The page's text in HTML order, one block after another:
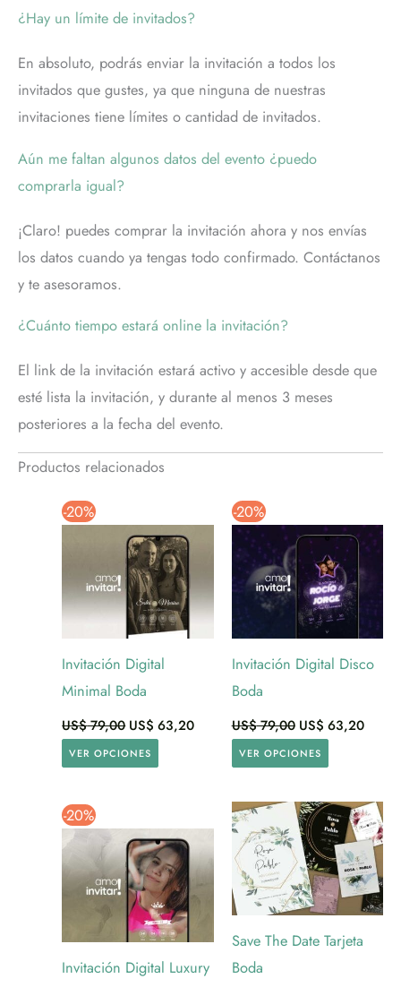
¿Hay un límite de invitados?
En absoluto, podrás enviar la invitación a todos los
invitados que gustes, ya que ninguna de nuestras
invitaciones tiene límites o cantidad de invitados.
Aún me faltan algunos datos del evento ¿puedo
comprarla igual?
¡Claro! puedes comprar la invitación ahora y nos envías
los datos cuando ya tengas todo confirmado. Contáctanos
y te asesoramos.
¿Cuánto tiempo estará online la invitación?
El link de la invitación estará activo y accesible desde que
esté lista la invitación, y durante al menos 3 meses
posteriores a la fecha del evento.
Productos relacionados
-20%
Invitación Digital
Minimal Boda
US$79,00 US$ 63,20
VER OPCIONES
-20%
Invitación Digital Disco
Boda
US$79,00 US$ 63,20
VER OPCIONES
-20%
Invitación Digital Luxury
Save The Date Tarjeta
Boda